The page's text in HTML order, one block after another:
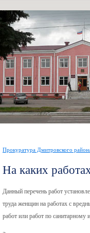
Прокуратура Дмитровского
На каких
Данный перечень работ
труда женщин на работах с
работ или работ по